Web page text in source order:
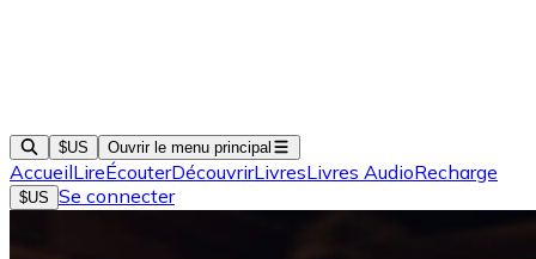
$US Ouvrir le menu principal
AccueilLireÉcouterDécouvrirLivresLivres AudioRecharge
$US Se connecter